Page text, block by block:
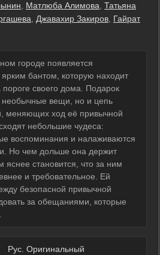
Матлюба Алимова Татьяна
Джавахир Закиров Гайрат
городе появляется
ярким бантом, которую находит
своего дома. Подарок
необычные вещи, но и цепь
меняющих ход её привычной
небольшие чудеса:
воспоминания и налаживаются
Но чем дольше она держит
яснее становится, что за ним
и требовательное. Ей
безопасной привычной
за обещаниями, которые
Рус. Оригинальный